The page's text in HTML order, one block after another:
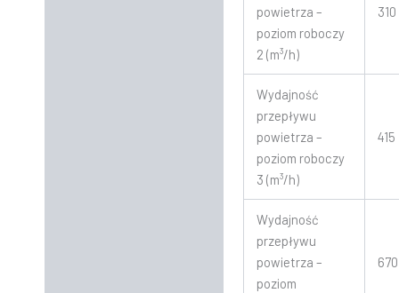
powietrza –
poziom roboczy
2 (m³/h)
310
Wydajność
przepływu
powietrza –
poziom roboczy
3 (m³/h)
415
Wydajność
przepływu
powietrza –
poziom
670